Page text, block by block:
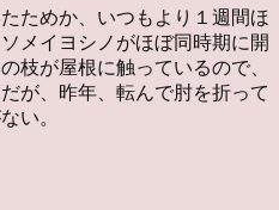
ためか、いつもより１週間ほ
メイヨシノがほぼ同時期に開
枝が屋根に触っているので、
が、昨年、転んで肘を折って
い。